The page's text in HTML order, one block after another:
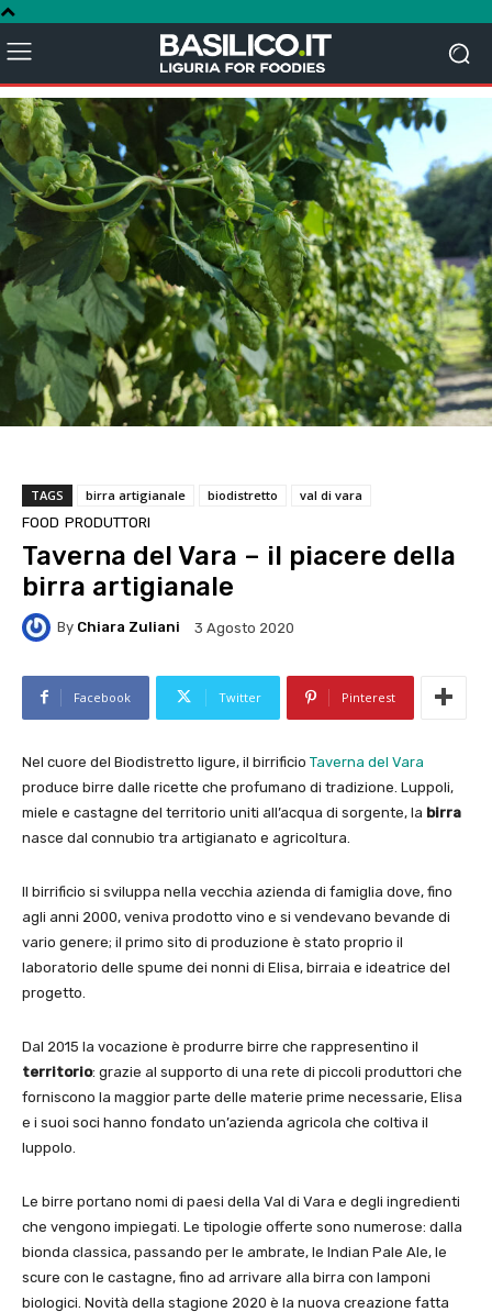
TAGS birra artigianale biodistretto
val di vara
FOOD PRODUTTORI
Taverna del Vara – il piacere della
birra artigianale
By Chiara Zuliani 3 Agosto 2020
Facebook Twitter Pinterest
Nel cuore del Biodistretto ligure, il birrificio Taverna del Vara
produce birre dalle ricette che profumano di tradizione. Luppoli,
miele e castagne del territorio uniti all’acqua di sorgente, la birra
nasce dal connubio tra artigianato e agricoltura.
Il birrificio si sviluppa nella vecchia azienda di famiglia dove, fino
agli anni 2000, veniva prodotto vino e si vendevano bevande di
vario genere; il primo sito di produzione è stato proprio il
laboratorio delle spume dei nonni di Elisa, birraia e ideatrice del
progetto.
Dal 2015 la vocazione è produrre birre che rappresentino il
territorio: grazie al supporto di una rete di piccoli produttori che
forniscono la maggior parte delle materie prime necessarie, Elisa
e i suoi soci hanno fondato un’azienda agricola che coltiva il
luppolo.
Le birre portano nomi di paesi della Val di Vara e degli ingredienti
che vengono impiegati. Le tipologie offerte sono numerose: dalla
bionda classica, passando per le ambrate, le Indian Pale Ale, le
scure con le castagne, fino ad arrivare alla birra con lamponi
biologici. Novità della stagione 2020 è la nuova creazione fatta